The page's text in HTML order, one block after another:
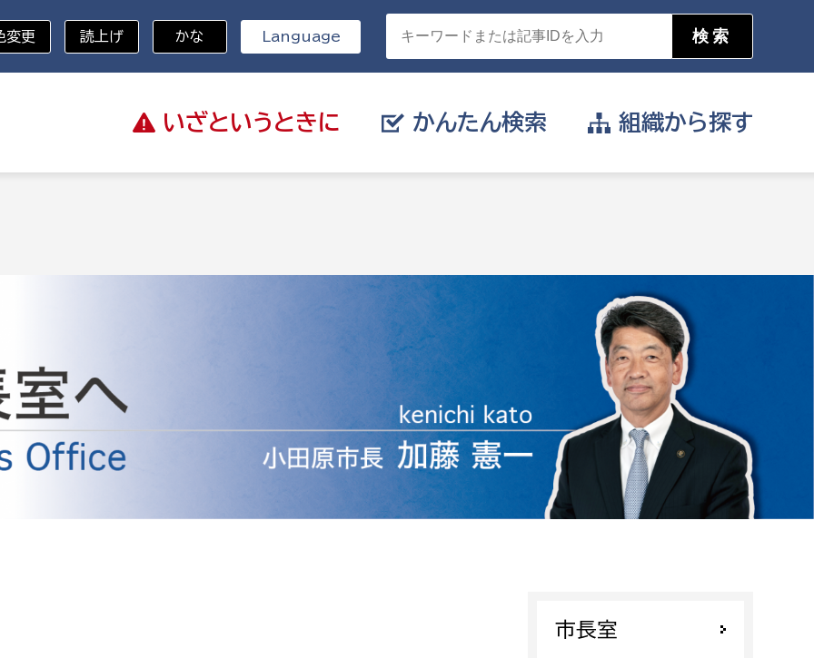
いざと いうときに
・ハザードマップ 避難場所 消防
かんたん検索
教育・子育て
防災・安全
届け出や申請をしたい
証明書がほしい
相談をしたい
支払いをしたい
小田原のことを知りたい
組織から探す
メント課
推進課
市税総務課
市民税課
環境保護課
変更 読上げ かな Language
市長室